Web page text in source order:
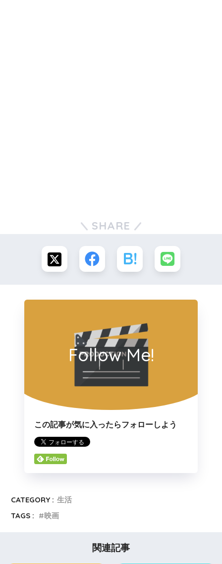
SHARE
Follow Me!
この記事が気に入ったらフォローしよう
CATEGORY : 生活
TAGS :
映画
関連記事